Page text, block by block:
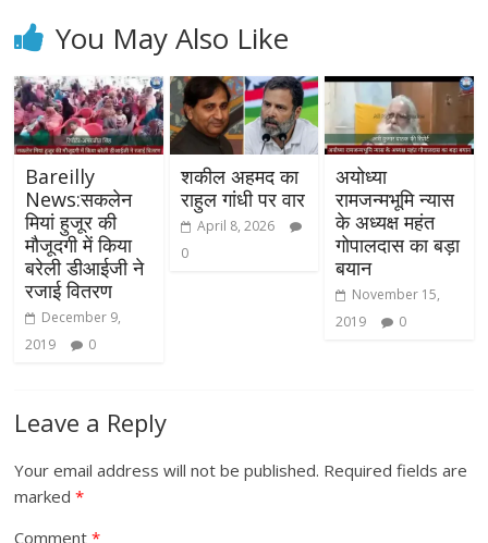
You May Also Like
Bareilly
News:सकलेन
मियां हुजूर की
मौजूदगी में किया
बरेली डीआईजी ने
रजाई वितरण
December 9,
2019
0
शकील अहमद का
राहुल गांधी पर वार
April 8, 2026
0
अयोध्या
रामजन्मभूमि न्यास
के अध्यक्ष महंत
गोपालदास का बड़ा
बयान
November 15,
2019
0
Leave a Reply
Your email address will not be published. Required fields are
marked*
Comment*